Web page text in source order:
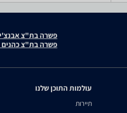
פשרה בת"צ אבנצ'יק נ'
פשרה בת"צ כהנים נ' זאפ
עולמות התוכן שלנו
תיירות